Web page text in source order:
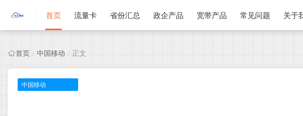
首页 流量卡 省份汇总 政企产品 宽带产品 常见问题 关于
首页 / 中国移动 / 正文
中国移动